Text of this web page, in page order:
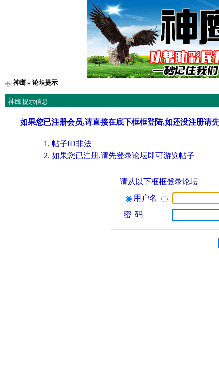
神鹰» 论坛提示
神鹰 提示信息
如果您已注册会员,请直接在底下框框登陆,如还没注册请
帖子ID非法
如果您已注册,请先登录论坛即可游览帖子
请从以下框框登录论坛
用户名
密 码